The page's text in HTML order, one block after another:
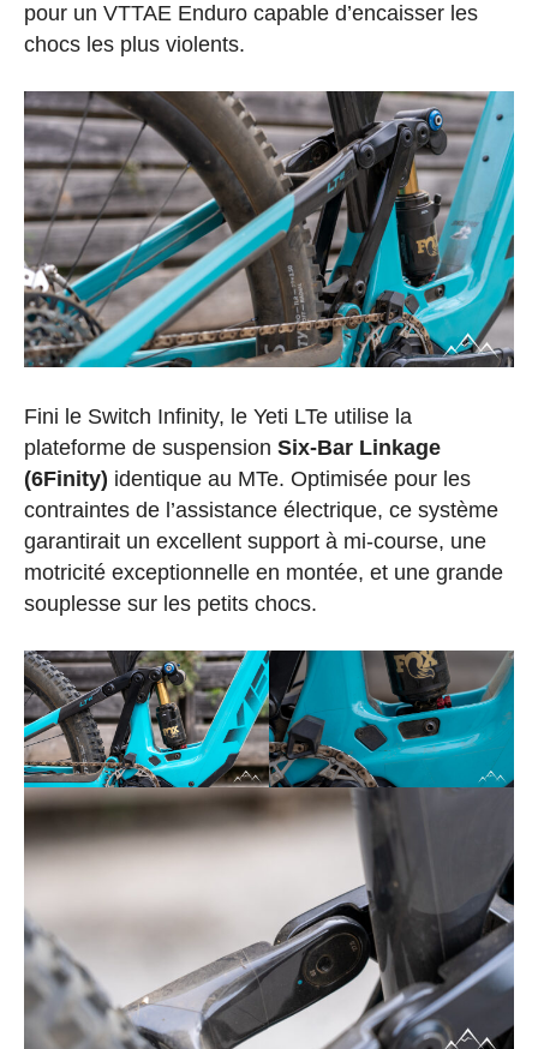
pour un VTTAE Enduro capable d’encaisser les
chocs les plus violents.
Fini le Switch Infinity, le Yeti LTe utilise la
plateforme de suspension Six-Bar Linkage
(6Finity) identique au MTe. Optimisée pour les
contraintes de l’assistance électrique, ce système
garantirait un excellent support à mi-course, une
motricité exceptionnelle en montée, et une grande
souplesse sur les petits chocs.